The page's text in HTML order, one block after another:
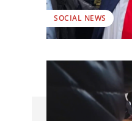
SOCIAL NEWS